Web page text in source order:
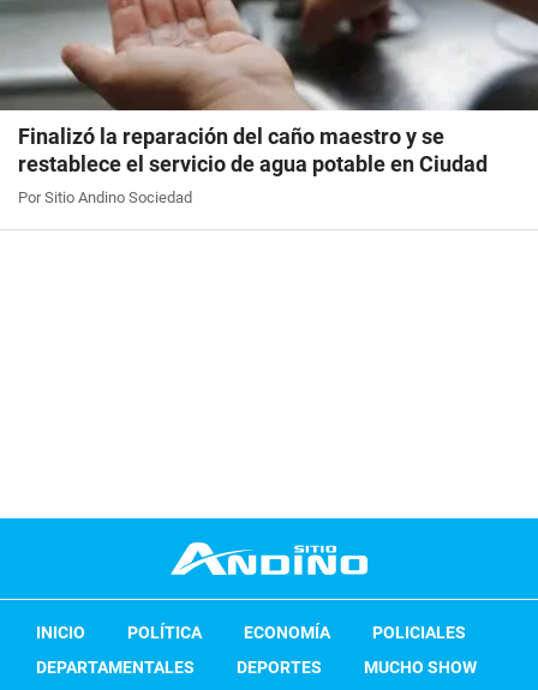
Finalizó la reparación del caño maestro y se
restablece el servicio de agua potable en Ciudad
Por Sitio Andino Sociedad
INICIO POLÍTICA ECONOMÍA
POLICIALES
DEPARTAMENTALES
DEPORTES
MUCHO SHOW